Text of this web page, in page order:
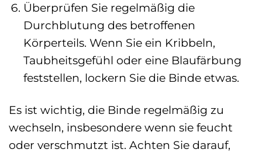
Überprüfen Sie regelmäßig die
Durchblutung des betroffenen
Körperteils. Wenn Sie ein Kribbeln,
Taubheitsgefühl oder eine Blaufärbung
feststellen, lockern Sie die Binde etwas.
Es ist wichtig, die Binde regelmäßig zu
wechseln, insbesondere wenn sie feucht
oder verschmutzt ist. Achten Sie darauf,